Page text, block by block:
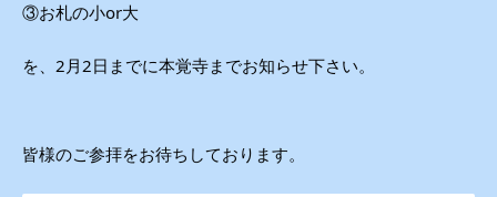
③お札の小or大
を、2月2日までに本覚寺までお知らせ下さい。
皆様のご参拝をお待ちしております。